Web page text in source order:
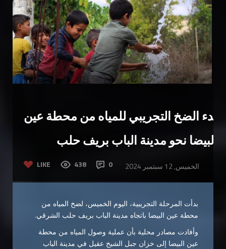
بدء الضخ التجريبي للمياه من محطة عين
البيضا نحو مدينة الباب بريف حلب
LIKE 438 0 الخميس, 12 سبتمبر 2024
بدأت المرحلة التجريبية، اليوم الخميس، لضخ المياه من
محطة عين البيضا باتجاه مدينة الباب بريف حلب الشرقي.
وأفادت مصادر محلية بأن عملية وصول المياه من محطة
عين البيضا إلى خزان جبل الشيخ عقيل في مدينة الباب